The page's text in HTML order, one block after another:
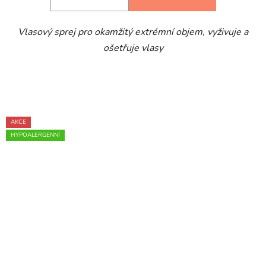
Vlasový sprej pro okamžitý extrémní objem, vyživuje a
ošetřuje vlasy
AKCE
HYPOALERGENNÍ